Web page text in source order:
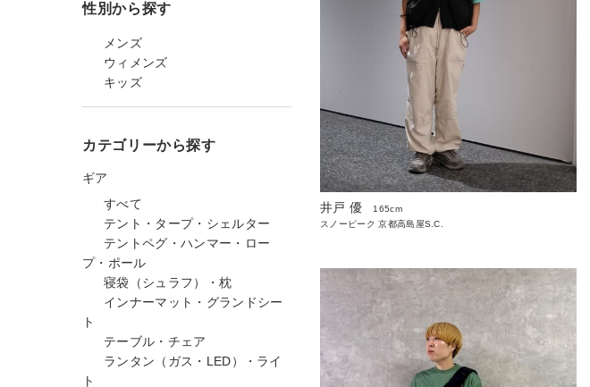
性別から探す
メンズ
ウィメンズ
キッズ
カテゴリーから探す
ギア
すべて
テント・タープ・シェルター
テントペグ・ハンマー・ロー
プ・ポール
寝袋（シュラフ）・枕
インナーマット・グランドシー
ト
テーブル・チェア
ランタン（ガス・LED）・ライ
ト
井戸 優
165cm
スノーピーク 京都高島屋S.C.